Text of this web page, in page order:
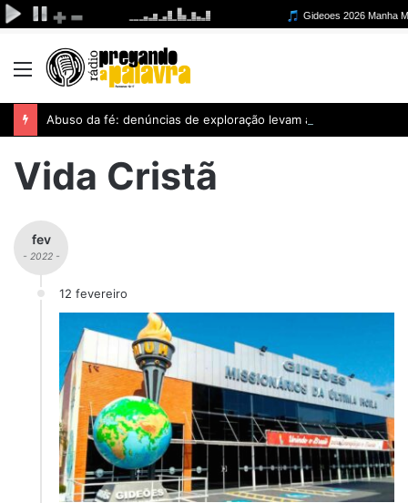
Menu
Vida Cristã
fev
- 2022 -
12 fevereiro